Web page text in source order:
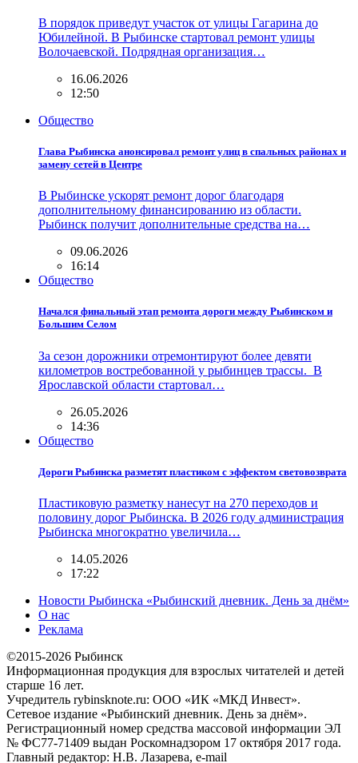
В порядок приведут участок от улицы Гагарина до
Юбилейной. В Рыбинске стартовал ремонт улицы
Волочаевской. Подрядная организация…
16.06.2026
12:50
Общество
Глава Рыбинска анонсировал ремонт улиц в спальных районах и
замену сетей в Центре
В Рыбинске ускорят ремонт дорог благодаря
дополнительному финансированию из области.
Рыбинск получит дополнительные средства на…
09.06.2026
16:14
Общество
Начался финальный этап ремонта дороги между Рыбинском и
Большим Селом
За сезон дорожники отремонтируют более девяти
километров востребованной у рыбинцев трассы. В
Ярославской области стартовал…
26.05.2026
14:36
Общество
Дороги Рыбинска разметят пластиком с эффектом световозврата
Пластиковую разметку нанесут на 270 переходов и
половину дорог Рыбинска. В 2026 году администрация
Рыбинска многократно увеличила…
14.05.2026
17:22
Новости Рыбинска «Рыбинский дневник. День за днём»
О нас
Реклама
©2015-2026 Рыбинск
Информационная продукция для взрослых читателей и детей
старше 16 лет.
Учредитель rybinsknote.ru: ООО «ИК «МКД Инвест».
Сетевое издание «Рыбинский дневник. День за днём».
Регистрационный номер средства массовой информации ЭЛ
№ ФС77-71409 выдан Роскомнадзором 17 октября 2017 года.
Главный редактор: Н.В. Лазарева, e-mail